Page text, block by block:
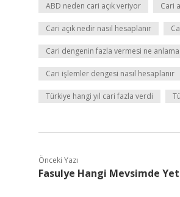
ABD neden cari açık veriyor Cari
Cari açık nedir nasıl hesaplanır
Cari dengenin fazla vermesi ne
Cari işlemler dengesi nasıl hesaplanır
Türkiye hangi yıl cari fazla verdi
Önceki Yazı
Fasulye Hangi Mevsimde